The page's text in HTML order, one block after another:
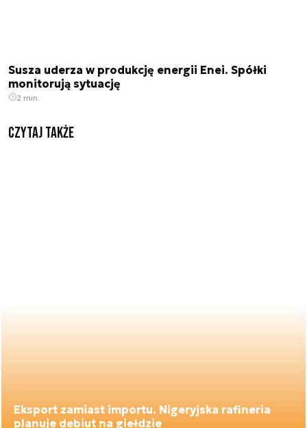
Susza uderza w produkcję energii Enei. Spółki
monitorują sytuację
2 min.
Czytaj także
Eksport zamiast importu. Nigeryjska rafineria
planuje debiut na giełdzie